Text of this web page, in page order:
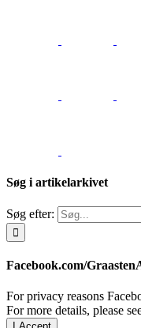
Søg i artikelarkivet
Søg efter:
Facebook.com/
For privacy reasons
For more details, please